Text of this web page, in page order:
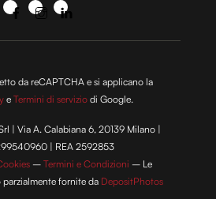
da reCAPTCHA e si applicano la
eTermini di servizio di Google.
| Via A. Calabiana 6, 20139 Milano |
| REA 2592853
–Termini e Condizioni – Le
fornite da DepositPhotos